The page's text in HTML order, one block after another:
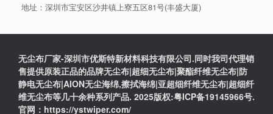
地址：深圳市宝安区沙井镇上寮五区81号(丰盛大厦)
无尘布厂家-深圳市优斯特新材料科技有限公司.同时我司代理销
售提供原装正品的品牌无尘布|超细无尘布|聚酯纤维无尘布|防
静电无尘布|AION无尘海绵,擦拭海绵|亚超细纤维无尘布|超细纤
维无尘布等几十余种系列产品. 2025版权:粤ICP备19145966号.
官网：https://ystwiper.com/